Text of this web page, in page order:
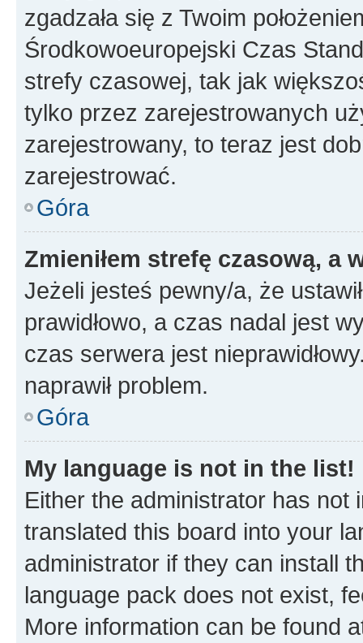
zgadzała się z Twoim
Środkowoeuropejski Czas
strefy czasowej, tak jak
tylko przez zarejestrowanych
zarejestrowany, to teraz jest
zarejestrować.
Góra
Zmieniłem strefę czasową, a
Jeżeli jesteś pewny/a, że
prawidłowo, a czas nadal jest
czas serwera jest
naprawił problem.
Góra
My language is not in the list!
Either the administrator has not
translated this board into your
administrator if they can install
language pack does not exist,
More information can be found